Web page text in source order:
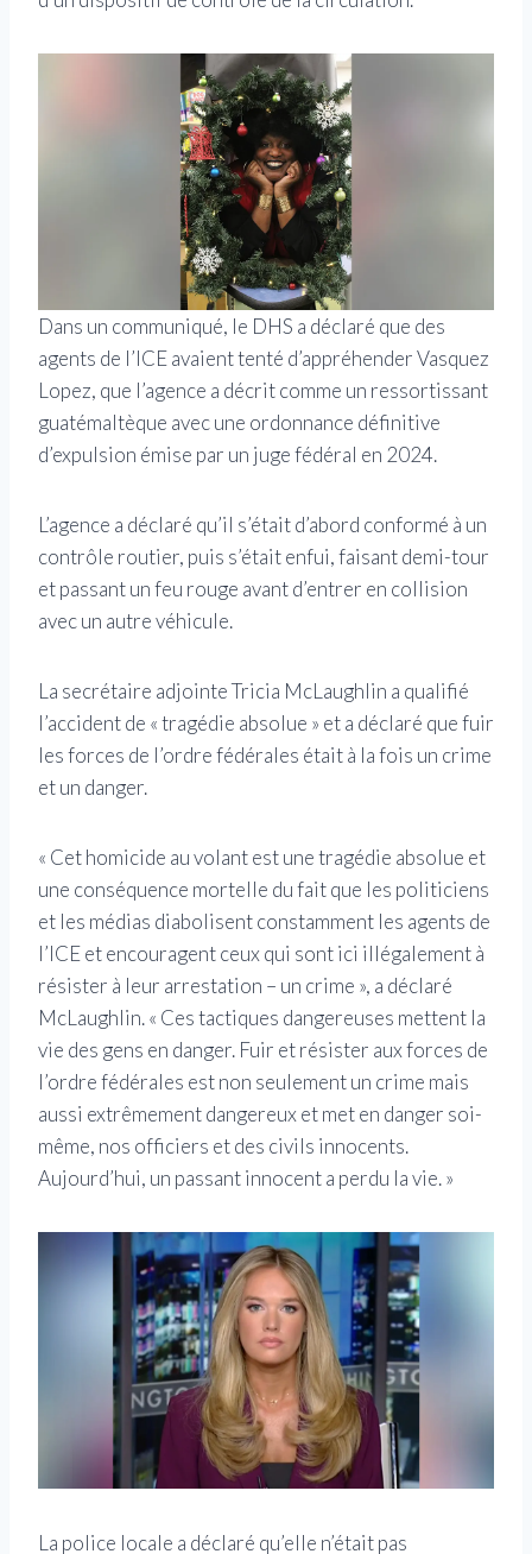
Dans un communiqué, le DHS a déclaré que des
agents de l’ICE avaient tenté d’appréhender Vasquez
Lopez, que l’agence a décrit comme un ressortissant
guatémaltèque avec une ordonnance définitive
d’expulsion émise par un juge fédéral en 2024.
L’agence a déclaré qu’il s’était d’abord conformé à un
contrôle routier, puis s’était enfui, faisant demi-tour
et passant un feu rouge avant d’entrer en collision
avec un autre véhicule.
La secrétaire adjointe Tricia McLaughlin a qualifié
l’accident de « tragédie absolue » et a déclaré que fuir
les forces de l’ordre fédérales était à la fois un crime
et un danger.
« Cet homicide au volant est une tragédie absolue et
une conséquence mortelle du fait que les politiciens
et les médias diabolisent constamment les agents de
l’ICE et encouragent ceux qui sont ici illégalement à
résister à leur arrestation – un crime », a déclaré
McLaughlin. « Ces tactiques dangereuses mettent la
vie des gens en danger. Fuir et résister aux forces de
l’ordre fédérales est non seulement un crime mais
aussi extrêmement dangereux et met en danger soi-
même, nos officiers et des civils innocents.
Aujourd’hui, un passant innocent a perdu la vie. »
La police locale a déclaré qu’elle n’était pas